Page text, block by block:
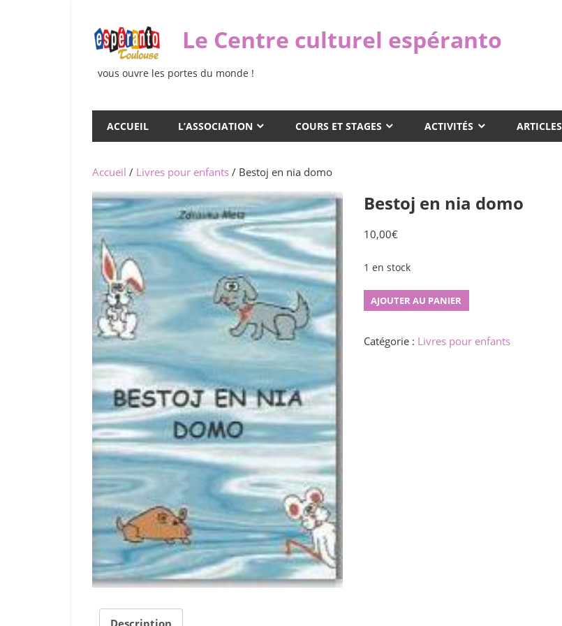
content
Le Centre culturel espéranto
vous ouvre les portes du monde !
ACCUEIL L’ASSOCIATION COURS ET STAGES ACTIVITÉS ARTICLES
Accueil / Livres pour enfants / Bestoj en nia domo
Bestoj en nia domo
10,00€
1 en stock
quantité
Bestoj
AJOUTER AU PANIER
Catégorie : Livres pour enfants